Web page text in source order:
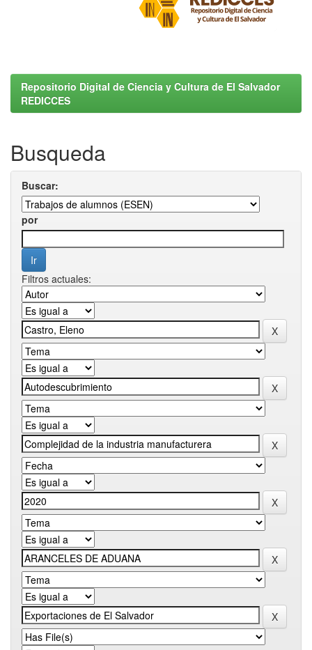
Repositorio Digital de Ciencia y Cultura de El Salvador
REDICCES
Busqueda
Buscar:
por
Filtros actuales: